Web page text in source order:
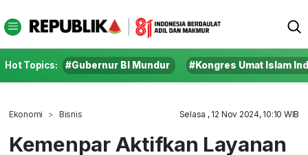
Hot Topics: #Gubernur BI Mundur #Kongres Umat Islam
Ekonomi Bisnis Selasa , 12 Nov 2024, 10:10 WIB
Kemenpar Aktifkan Layanan